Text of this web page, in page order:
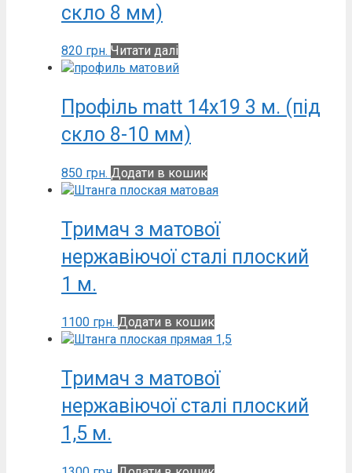
скло 8 мм)
820 грн. Читати далі
Профіль matt 14х19 3 м. (під
скло 8-10 мм)
850 грн. Додати в кошик
Тримач з матової
нержавіючої сталі плоский
1 м.
1100 грн. Додати в кошик
Тримач з матової
нержавіючої сталі плоский
1,5 м.